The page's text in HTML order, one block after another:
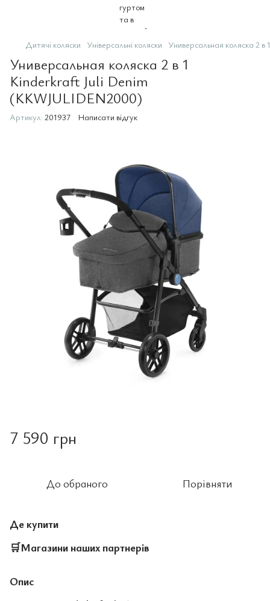
Дитячі коляски Універсальні коляски Универсальная коляска 2
Универсальная коляска 2 в 1
Kinderkraft Juli Denim
(KKWJULIDEN2000)
Артикул: 201937 Написати відгук
7 590 грн
До обраного Порівняти
Де купити
🛒Магазини наших партнерів
Опис